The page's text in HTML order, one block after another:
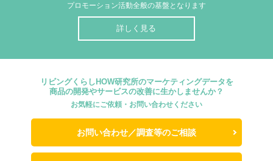
プロモーション活動全般の基盤となります
詳しく見る
リビングくらしHOW研究所のマーケティングデータを
商品の開発やサービスの改善に生かしませんか？
お気軽にご依頼・お問い合わせください
お問い合わせ／調査等のご相談